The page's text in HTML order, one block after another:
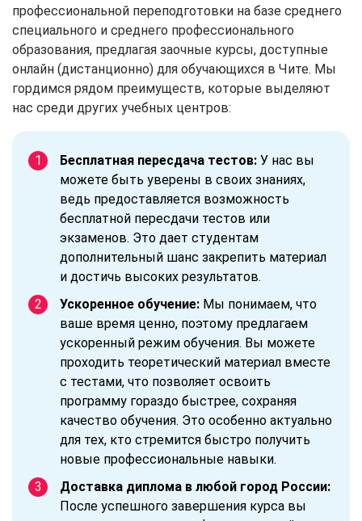
профессиональной переподготовки на базе среднего
специального и среднего профессионального
образования, предлагая заочные курсы, доступные
онлайн (дистанционно) для обучающихся в Чите. Мы
гордимся рядом преимуществ, которые выделяют
нас среди других учебных центров:
Бесплатная пересдача тестов: У нас вы
можете быть уверены в своих знаниях,
ведь предоставляется возможность
бесплатной пересдачи тестов или
экзаменов. Это дает студентам
дополнительный шанс закрепить материал
и достичь высоких результатов.
Ускоренное обучение: Мы понимаем, что
ваше время ценно, поэтому предлагаем
ускоренный режим обучения. Вы можете
проходить теоретический материал вместе
с тестами, что позволяет освоить
программу гораздо быстрее, сохраняя
качество обучения. Это особенно актуально
для тех, кто стремится быстро получить
новые профессиональные навыки.
Доставка диплома в любой город России:
После успешного завершения курса вы